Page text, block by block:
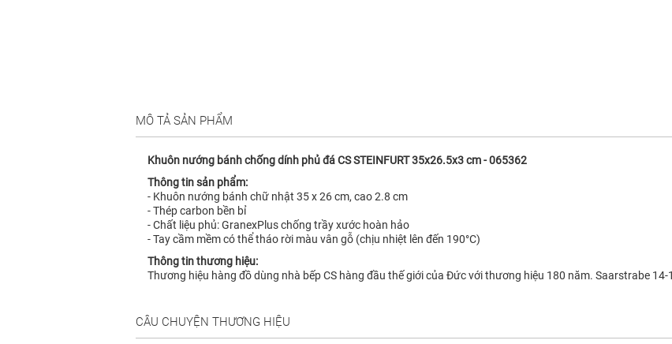
MÔ TẢ SẢN PHẨM
Khuôn nướng bánh chống dính phủ đá CS STEINFURT 35x26.5x3 cm - 065362
Thông tin sản phẩm:
- Khuôn nướng bánh chữ nhật 35 x 26 cm, cao 2.8 cm
- Thép carbon bền bỉ
- Chất liệu phủ: GranexPlus chống trầy xước hoàn hảo
- Tay cầm mềm có thể tháo rời màu vân gỗ (chịu nhiệt lên đến 190°C)
Thông tin thương hiệu:
Thương hiệu hàng đồ dùng nhà bếp CS hàng đầu thế giới của Đức với thương hiệu 180 năm. Saarstrabe 14-
CÂU CHUYỆN THƯƠNG HIỆU